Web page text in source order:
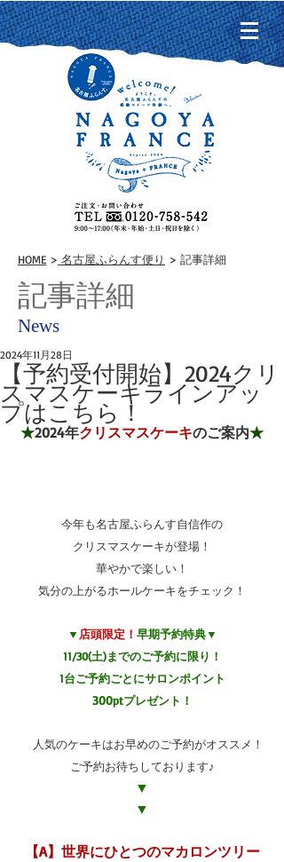
HOME > 名古屋ふらんす便り > 記事詳細
記事詳細
News
【予約受付開始】2024クリ
スマスケーキラインアッ
プはこちら！
2024年11月28日
★2024年クリスマスケーキのご案内★
今年も名古屋ふらんす自信作の
クリスマスケーキが登場！
華やかで楽しい！
気分の上がるホールケーキをチェック！
▼ 店頭限定！ 早期予約特典▼
11/30(土)までのご予約に限り！
1台ご予約ごとにサロンポイント
300ptプレゼント！
人気のケーキはお早めのご予約がオススメ！
ご予約お待ちしております♪
▼
▼
【A】世界にひとつのマカロンツリー